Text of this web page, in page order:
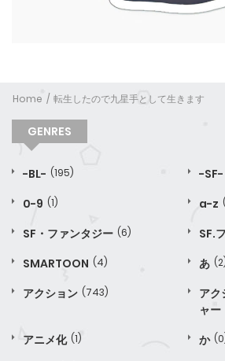
Home 転生したので九星手として生きます
GENRES
-BL- (195) -SF-
0-9 (1) a-z
SF・ファンタジー (6) SF.
SMARTOON (4) あ
アクション (743)
アク
ャー
アニメ化 (1) か